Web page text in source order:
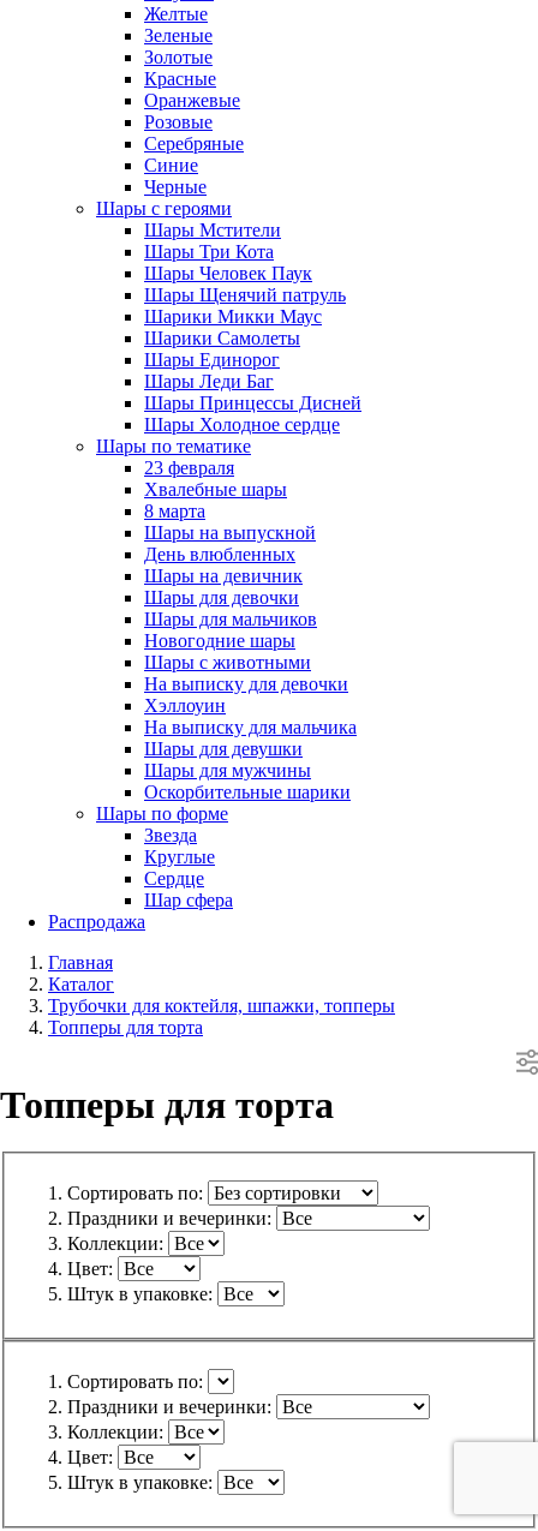
Желтые
Зеленые
Золотые
Красные
Оранжевые
Розовые
Серебряные
Синие
Черные
Шары с героями
Шары Мстители
Шары Три Кота
Шары Человек Паук
Шары Щенячий патруль
Шарики Микки Маус
Шарики Самолеты
Шары Единорог
Шары Леди Баг
Шары Принцессы Дисней
Шары Холодное сердце
Шары по тематике
23 февраля
Хвалебные шары
8 марта
Шары на выпускной
День влюбленных
Шары на девичник
Шары для девочки
Шары для мальчиков
Новогодние шары
Шары с животными
На выписку для девочки
Хэллоуин
На выписку для мальчика
Шары для девушки
Шары для мужчины
Оскорбительные шарики
Шары по форме
Звезда
Круглые
Сердце
Шар сфера
Распродажа
Главная
Каталог
Трубочки для коктейля, шпажки, топперы
Топперы для торта
Топперы для торта
Сортировать по:
Праздники и вечеринки:
Коллекции:
Цвет:
Штук в упаковке:
Сортировать по:
Праздники и вечеринки:
Коллекции:
Цвет:
Штук в упаковке: